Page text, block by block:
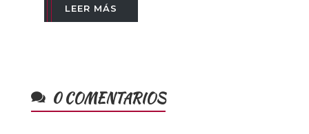
LEER MÁS
0 COMENTARIOS